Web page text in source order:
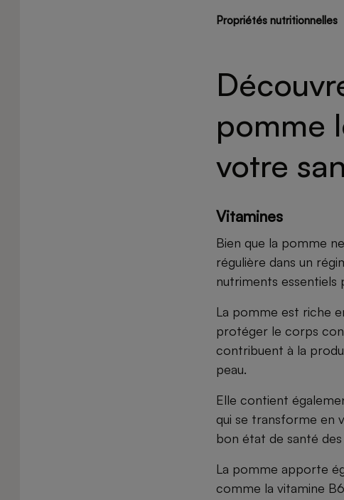
Propriétés nutritionnelles
pomme
votre
Vitamines
Bien que la pomme
régulière dans un
nutriments essentiels
La pomme est riche
protéger le corps
contribuent à la
peau.
Elle contient
qui se transforme en
bon état de santé des
La pomme apporte
comme la vitamine